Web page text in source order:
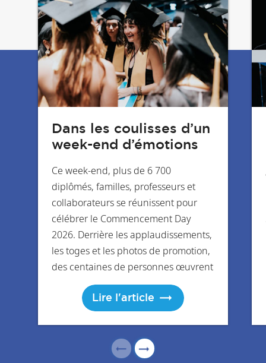
parcours très
différents, mais tous
portés par l’envie de
contribuer."
Marie-Pierre Schickel
- Directrice générale
d'ESSEC Alumni
En savoir
plus
Dans les coulisses d’un
week-end d’émotions
Ce week-end, plus de 6 700
diplômés, familles, professeurs et
collaborateurs se réunissent pour
célébrer le Commencement Day
2026. Derrière les applaudissements,
les toges et les photos de promotion,
des centaines de personnes œuvrent
pendant des mois pour faire de cet
événement un moment inoubliable.
Immersion dans les coulisses de l’un
emblématiques de l’ESSEC.
Lire l'article